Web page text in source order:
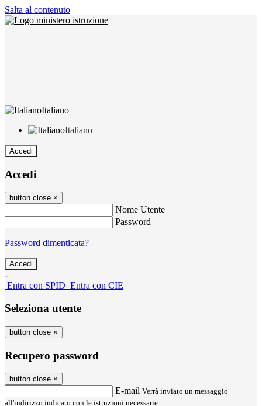
Salta al contenuto
Italiano
Italiano
Accedi
Accedi
button close ×
Nome Utente
Password
Password dimenticata?
-
Entra con SPID Entra con CIE
Seleziona utente
button close ×
Recupero password
button close ×
E-mail Verrà inviato un messaggio
all'indirizzo indicato con le istruzioni necessarie.